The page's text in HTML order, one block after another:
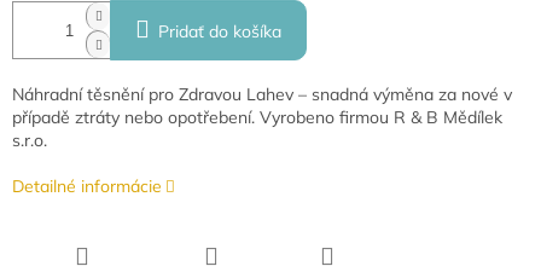
Pridať do košíka
Náhradní těsnění pro Zdravou Lahev – snadná výměna za nové v
případě ztráty nebo opotřebení. Vyrobeno firmou R & B Mědílek
s.r.o.
Detailné informácie